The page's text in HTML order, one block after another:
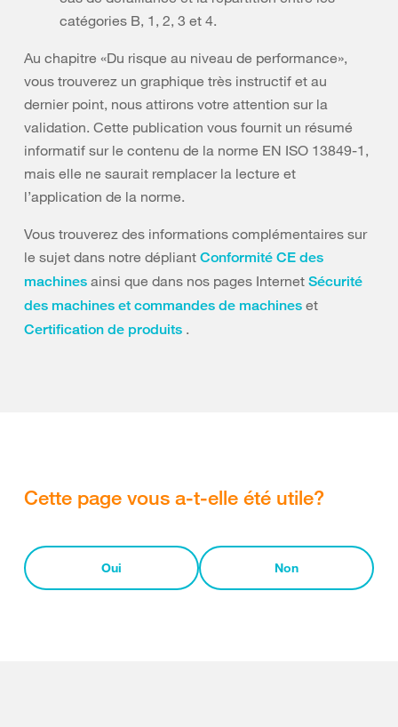
catégories B, 1, 2, 3 et 4.
Au chapitre «Du risque au niveau de performance»,
vous trouverez un graphique très instructif et au
dernier point, nous attirons votre attention sur la
validation. Cette publication vous fournit un résumé
informatif sur le contenu de la norme EN ISO 13849-1,
mais elle ne saurait remplacer la lecture et
l’application de la norme.
Vous trouverez des informations complémentaires sur
le sujet dans notre dépliant Conformité CE des
machines ainsi que dans nos pages Internet Sécurité
des machines et commandes de machines et
Certification de produits .
Cette page vous a-t-elle été utile?
Oui Non